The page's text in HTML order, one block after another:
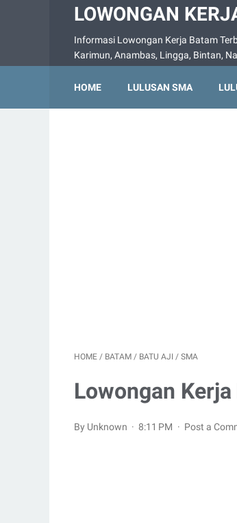
LOWONGAN
Informasi Lowongan Kerja Batam
Karimun, Anambas, Lingga, Bintan,
HOME LULUSAN SMA
HOME / BATAM / BATU AJI / SMA
Lowongan
By Unknown 8:11 PM Post a